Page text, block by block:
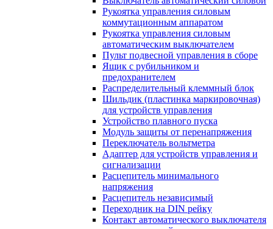
Рукоятка управления силовым
коммутационным аппаратом
Рукоятка управления силовым
автоматическим выключателем
Пульт подвесной управления в сборе
Ящик с рубильником и
предохранителем
Распределительный клеммный блок
Шильдик (пластинка маркировочная)
для устройств управления
Устройство плавного пуска
Модуль защиты от перенапряжения
Переключатель вольтметра
Адаптер для устройств управления и
сигнализации
Расцепитель минимального
напряжения
Расцепитель независимый
Переходник на DIN рейку
Контакт автоматического выключателя